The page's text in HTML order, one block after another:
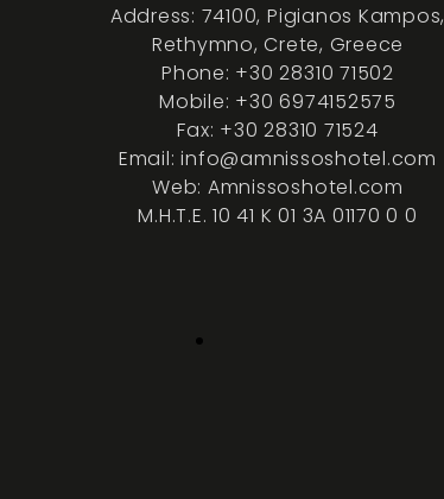
Address: 74100, Pigianos Kampos,
Rethymno, Crete, Greece
Phone: +30 28310 71502
Mobile: +30 6974152575
Fax: +30 28310 71524
Email: info@amnissoshotel.com
Web: Amnissoshotel.com
M.H.T.E. 10 41 K 01 3A 01170 0 0